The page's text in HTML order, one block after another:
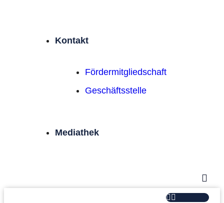
Kontakt
Förder­mitgliedschaft
Geschäftsstelle
Mediathek